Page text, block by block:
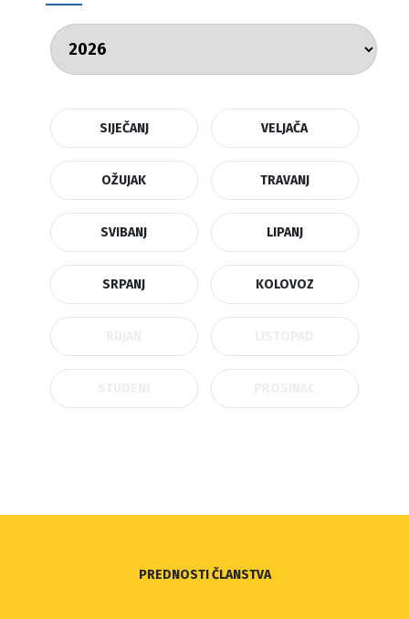
SIJEČANJ VELJAČA
OŽUJAK TRAVANJ
SVIBANJ LIPANJ
SRPANJ KOLOVOZ
PREDNOSTI ČLANSTVA